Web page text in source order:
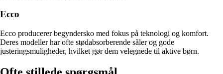
Ecco
Ecco producerer begyndersko med fokus på teknologi og komfort.
Deres modeller har ofte stødabsorberende såler og gode
justeringsmuligheder, hvilket gør dem velegnede til aktive børn.